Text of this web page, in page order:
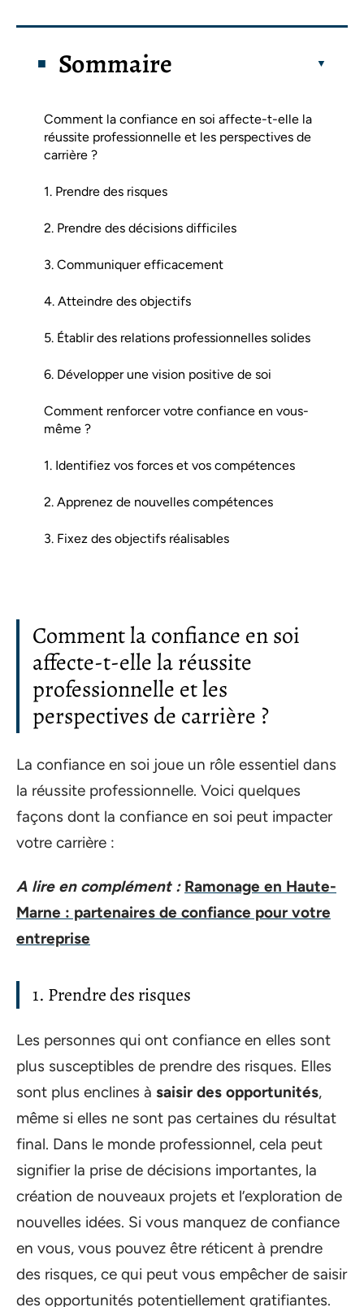
Sommaire
Comment la confiance en soi affecte-t-elle la
réussite professionnelle et les perspectives de
carrière ?
1. Prendre des risques
2. Prendre des décisions difficiles
3. Communiquer efficacement
4. Atteindre des objectifs
5. Établir des relations professionnelles solides
6. Développer une vision positive de soi
Comment renforcer votre confiance en vous-
même ?
1. Identifiez vos forces et vos compétences
2. Apprenez de nouvelles compétences
3. Fixez des objectifs réalisables
Comment la confiance en soi
affecte-t-elle la réussite
professionnelle et les
perspectives de carrière ?
La confiance en soi joue un rôle essentiel dans
la réussite professionnelle. Voici quelques
façons dont la confiance en soi peut impacter
votre carrière :
A lire en complément : Ramonage en Haute-
Marne : partenaires de confiance pour votre
entreprise
1. Prendre des risques
Les personnes qui ont confiance en elles sont
plus susceptibles de prendre des risques. Elles
sont plus enclines à saisir des opportunités,
même si elles ne sont pas certaines du résultat
final. Dans le monde professionnel, cela peut
signifier la prise de décisions importantes, la
création de nouveaux projets et l’exploration de
nouvelles idées. Si vous manquez de confiance
en vous, vous pouvez être réticent à prendre
des risques, ce qui peut vous empêcher de saisir
des opportunités potentiellement gratifiantes.